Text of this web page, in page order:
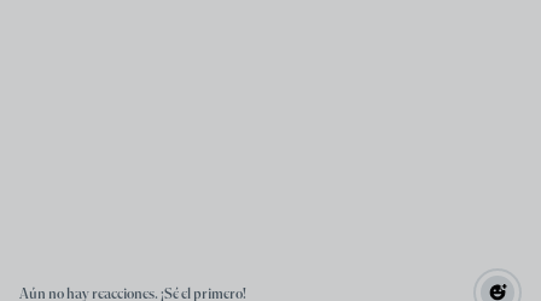
Aún no hay reacciones. ¡Sé el primero!